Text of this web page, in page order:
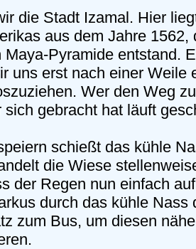
die Stadt Izamal. Hier
aus dem Jahre 1562,
Maya-Pyramide entstand.
uns erst nach einer Weile
Wer den Weg
sich gebracht hat läuft
schießt das kühle
die Wiese
der Regen nun einfach
durch das kühle Nass
zum Bus, um diesen